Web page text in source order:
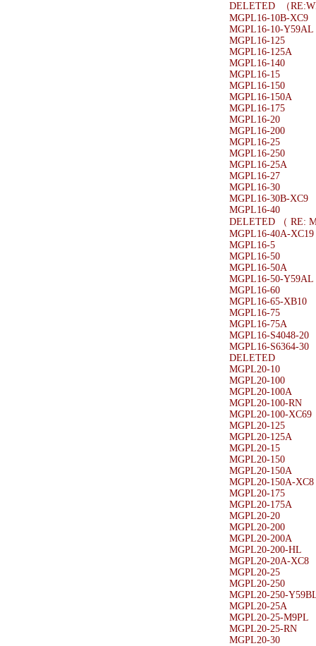
DELETED （
MGPL16-10B-XC9
MGPL16-10-Y59AL
MGPL16-125
MGPL16-125A
MGPL16-140
MGPL16-15
MGPL16-150
MGPL16-150A
MGPL16-175
MGPL16-20
MGPL16-200
MGPL16-25
MGPL16-250
MGPL16-25A
MGPL16-27
MGPL16-30
MGPL16-30B-XC9
MGPL16-40
DELETED （ RE:
MGPL16-40A-XC19
MGPL16-5
MGPL16-50
MGPL16-50A
MGPL16-50-Y59AL
MGPL16-60
MGPL16-65-XB10
MGPL16-75
MGPL16-75A
MGPL16-S4048-20
MGPL16-S6364-30
DELETED
MGPL20-10
MGPL20-100
MGPL20-100A
MGPL20-100-RN
MGPL20-100-XC69
MGPL20-125
MGPL20-125A
MGPL20-15
MGPL20-150
MGPL20-150A
MGPL20-150A-XC8
MGPL20-175
MGPL20-175A
MGPL20-20
MGPL20-200
MGPL20-200A
MGPL20-200-HL
MGPL20-20A-XC8
MGPL20-25
MGPL20-250
MGPL20-250-
MGPL20-25A
MGPL20-25-M9PL
MGPL20-25-RN
MGPL20-30